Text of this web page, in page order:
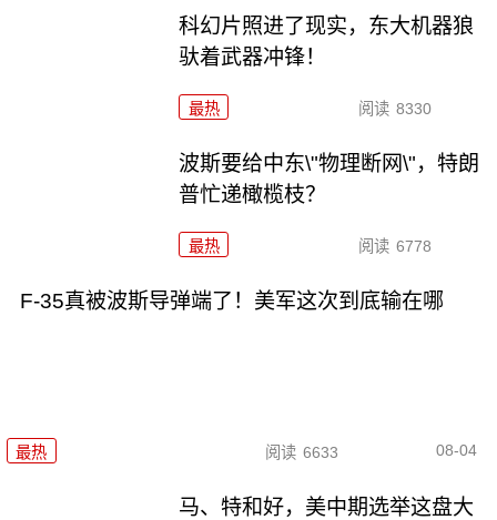
科幻片照进了现实，东大机器狼
驮着武器冲锋！
最热 阅读 8330
波斯要给中东\"物理断网\"，特朗
普忙递橄榄枝？
最热 阅读 6778
F-35真被波斯导弹端了！美军这次到底输在哪
最热 阅读 6633 08-04
马、特和好，美中期选举这盘大